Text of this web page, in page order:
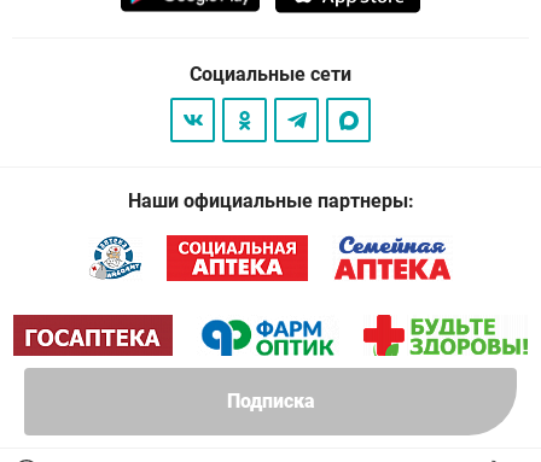
Подписка
Социальные сети
Наши официальные партнеры: